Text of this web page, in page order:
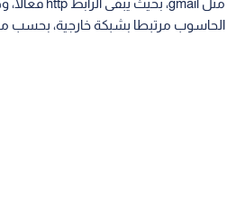
الحاسوب مرتبطا بشبكة خارجية، بحسب